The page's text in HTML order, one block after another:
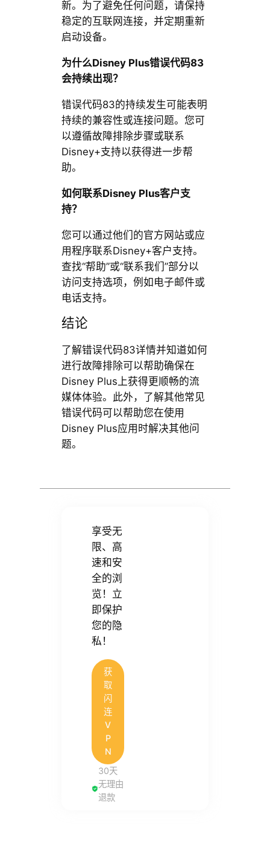
新。为了避免任何问题，请保持
稳定的互联网连接，并定期重新
启动设备。
为什么Disney Plus错误代码83
会持续出现？
错误代码83的持续发生可能表明
持续的兼容性或连接问题。您可
以遵循故障排除步骤或联系
Disney+支持以获得进一步帮
助。
如何联系Disney Plus客户支
持？
您可以通过他们的官方网站或应
用程序联系Disney+客户支持。
查找“帮助”或“联系我们”部分以
访问支持选项，例如电子邮件或
电话支持。
结论
了解错误代码83详情并知道如何
进行故障排除可以帮助确保在
Disney Plus上获得更顺畅的流
媒体体验。此外，了解其他常见
错误代码可以帮助您在使用
Disney Plus应用时解决其他问
题。
享受无
限、高
速和安
全的浏
览！立
即保护
您的隐
私！
获
取
闪
连
V
P
N
30天
无理由
退款